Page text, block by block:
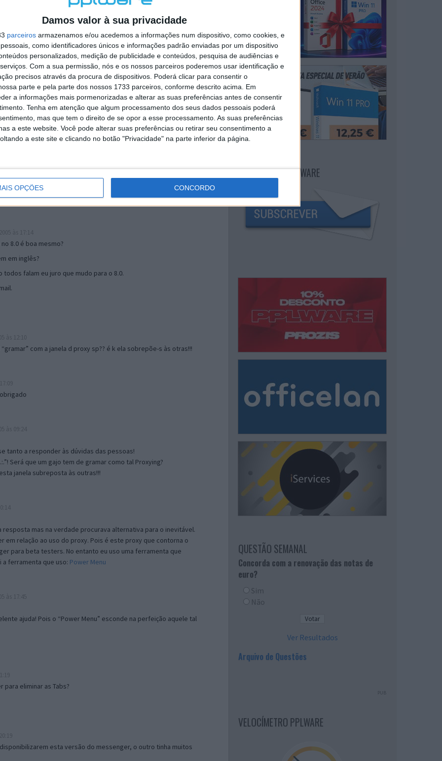
Damos valor à sua privacidade
parceiros armazenamos e/ou acedemos a informações num dispositivo, como cookies, e
como identificadores únicos e informações padrão enviadas por um dispositivo
personalizados, medição de publicidade e conteúdos, pesquisa de audiências e
Com a sua permissão, nós e os nossos parceiros poderemos usar identificação e
precisos através da procura de dispositivos. Poderá clicar para consentir o
parte e pela parte dos nossos 1733 parceiros, conforme descrito acima. Em
a informações mais pormenorizadas e alterar as suas preferências antes de consentir
Tenha em atenção que algum processamento dos seus dados pessoais poderá
mas que tem o direito de se opor a esse processamento. As suas preferências
a este website. Você pode alterar suas preferências ou retirar seu consentimento a
a este site e clicando no botão "Privacidade" na parte inferior da página.
OPÇÕES CONCORDO
escolheres o Browser com que queres navegar e o gestor de
ao teu Firefox e nas ferramentas ou tools escolhes ‘Opções’ ou
e logo perto do fim encontras um local para colocares um visto
é o browser predefinido.
mail algum.
17:00
8.0 é boa mesmo?
em inglês?
falam eu juro que mudo para o 8.0.
com a janela d proxy sp?? é k ela sobrepõe-s às otras!!!
tanto a responder às dúvidas das pessoas!
Será que um gajo tem de gramar como tal Proxying?
janela subreposta às outras!!!
mas na verdade procurava alternativa para o inevitável.
em relação ao uso do proxy. Pois é este proxy que contorna o
para beta testers. No entanto eu uso uma ferramenta que
ferramenta que uso: Power Menu
ajuda! Pois o “Power Menu” esconde na perfeição aquele tal
para eliminar as Tabs?
esta versão do messenger, o outro tinha muitos
NEWSLETTER PPLWARE
QUESTÃO SEMANAL
Concorda com a renovação das notas de
euro?
Sim
Não
Ver Resultados
Arquivo de Questões
PUB
VELOCÍMETRO PPLWARE